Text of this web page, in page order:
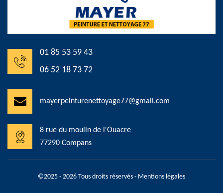
01 85 53 59 43
06 52 18 73 72
mayerpeinturenettoyage77@gmail.com
8 rue du moulin de l'Ouacre
77290 Compans
©2025 - 2026 Tous droits réservés - Mentions légales